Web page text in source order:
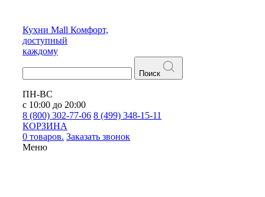
Кухни Mall Комфорт,
доступный
каждому
Поиск
ПН-ВС
с 10:00 до 20:00
8 (800) 302-77-06 8 (499) 348-15-11
КОРЗИНА
0 товаров. Заказать звонок
Меню